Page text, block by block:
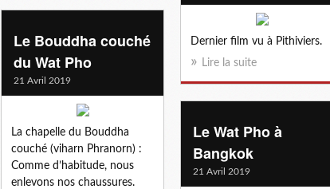
Dernier film vu à Pithiviers.
Lire la suite
Le Bouddha couché
du Wat Pho
21 Avril 2019
La chapelle du Bouddha
couché (viharn Phranorn) :
Comme d’habitude, nous
enlevons nos chaussures.
Le Wat Pho à
Bangkok
21 Avril 2019